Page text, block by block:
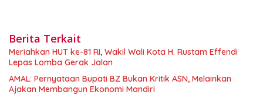
Berita Terkait
Meriahkan HUT ke-81 RI, Wakil Wali Kota H. Rustam Effendi
Lepas Lomba Gerak Jalan
AMAL: Pernyataan Bupati BZ Bukan Kritik ASN, Melainkan
Ajakan Membangun Ekonomi Mandiri